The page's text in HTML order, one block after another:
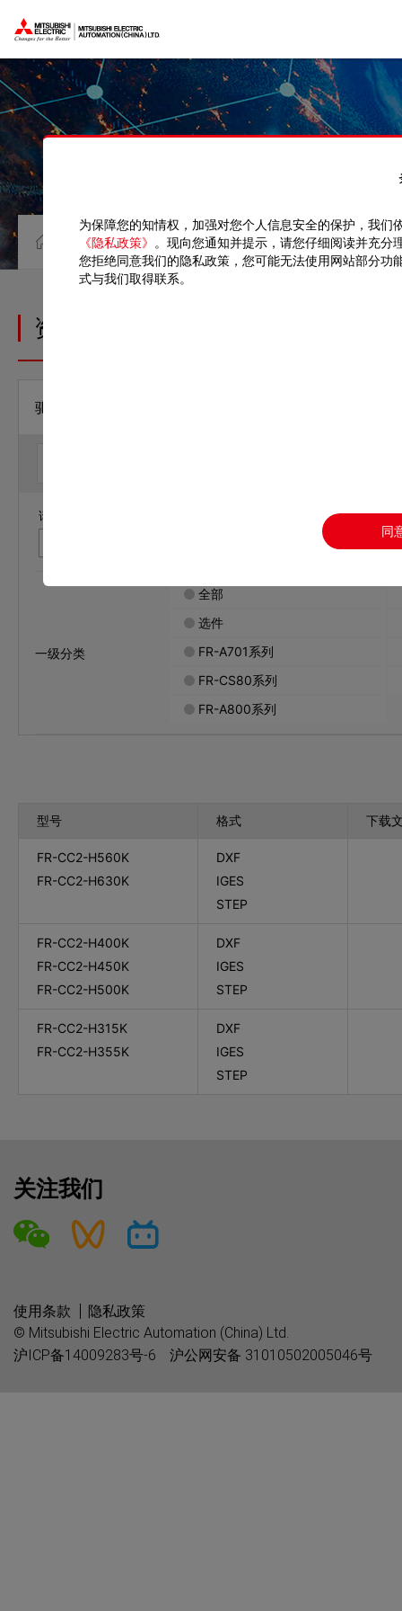
资料中心 CAD
资料中心
驱动产品 / 变频器
请输入您要查找的文件名称和文件编号，关键词中间请不要带空
一级分类
全部
选件
FR-A701系列
FR-CS80系列
FR-A800系列
型号 格式 下载
FR-CC2-H560K
FR-CC2-H630K
DXF
IGES
STEP
FR-CC2-H400K
FR-CC2-H450K
FR-CC2-H500K
DXF
IGES
STEP
FR-CC2-H315K
FR-CC2-H355K
DXF
IGES
STEP
为保障您的知情权，加强对您个人信息安全的保护，我
《隐私政策》 。现向您通知并提示，请您仔细阅读并充
您拒绝同意我们的隐私政策，您可能无法使用网站部分
式与我们取得联系。
同
关注我们
使用条款 隐私政策
© Mitsubishi Electric Automation (China) Ltd.
沪ICP备14009283号-6
沪公网安备 31010502005046号